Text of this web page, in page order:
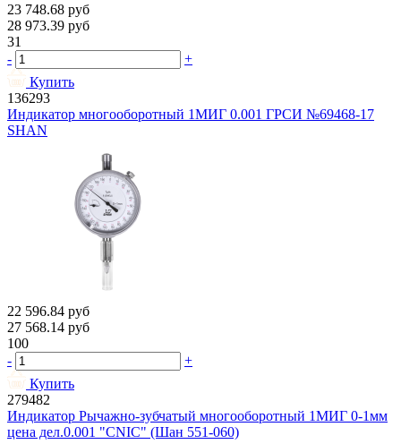
23 748.68 руб
28 973.39 руб
31
-
+
Купить
136293
Индикатор многооборотный 1МИГ 0.001 ГРСИ №69468-17
SHAN
22 596.84 руб
27 568.14 руб
100
-
+
Купить
279482
Индикатор Рычажно-зубчатый многооборотный 1МИГ 0-1мм
цена дел.0.001 "CNIC" (Шан 551-060)